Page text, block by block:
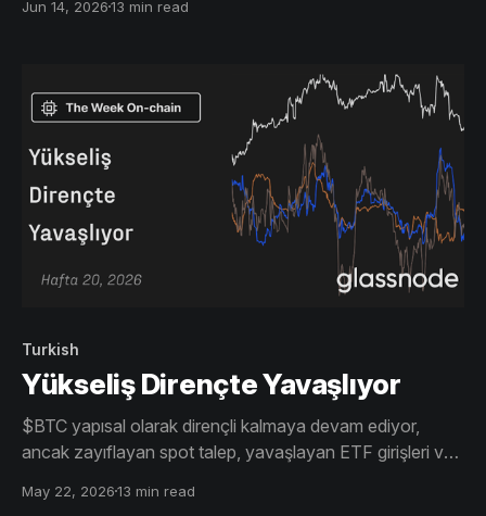
Pozisyonlanma sıfırlandı, ancak inanç sınırlı kalmaya
Jun 14, 202613 min read
Turkish
Yükseliş Dirençte Yavaşlıyor
$BTC yapısal olarak dirençli kalmaya devam ediyor,
ancak zayıflayan spot talep, yavaşlayan ETF girişleri ve
momentumunun yüzeyin altında soğuduğunu gösteriyor.
May 22, 202613 min read